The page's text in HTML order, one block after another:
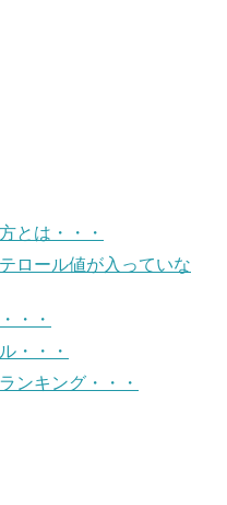
とは・・・
ロール値が入っていな
・・
・・・
ンキング・・・